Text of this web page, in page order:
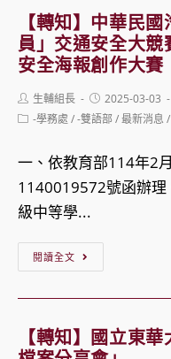
多
元
入
學
家
長
宣
導
會」
立
臺
北
學
學
年
入
【轉知】中華民
員」交通安全大
安全海報創作大賽
Post
author:
生輔組長
Post
published:
2025-03-03
Post-學務處 /-雙語部/最新消息 /
一、依教育部114年2
1140019572號函辦理
級中等學...
閱讀全文
中
華
民
【轉知】國立東